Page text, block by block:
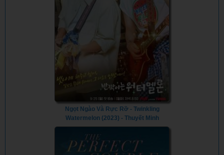
Ngọt Ngào Và Rực Rỡ - Twinkling
Watermelon (2023) - Thuyết Minh